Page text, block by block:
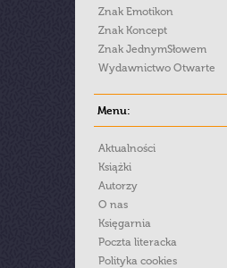
Znak Emotikon
Znak Koncept
Znak JednymSłowem
Wydawnictwo Otwarte
Menu:
Aktualności
Książki
Autorzy
O nas
Księgarnia
Poczta literacka
Polityka cookies